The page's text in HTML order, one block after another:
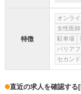
特徴
オンラ
女性医師
駐車場
バリア
セカン
直近の求人を確認する